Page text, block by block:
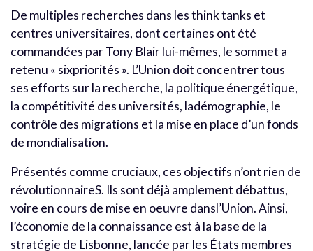
De multiples recherches dans les think tanks et
centres universitaires, dont certaines ont été
commandées par Tony Blair lui-mêmes, le sommet a
retenu « sixpriorités ». L’Union doit concentrer tous
ses efforts sur la recherche, la politique énergétique,
la compétitivité des universités, ladémographie, le
contrôle des migrations et la mise en place d’un fonds
de mondialisation.
Présentés comme cruciaux, ces objectifs n’ont rien de
révolutionnaireS. Ils sont déjà amplement débattus,
voire en cours de mise en oeuvre dansl’Union. Ainsi,
l’économie de la connaissance est à la base de la
stratégie de Lisbonne, lancée par les États membres